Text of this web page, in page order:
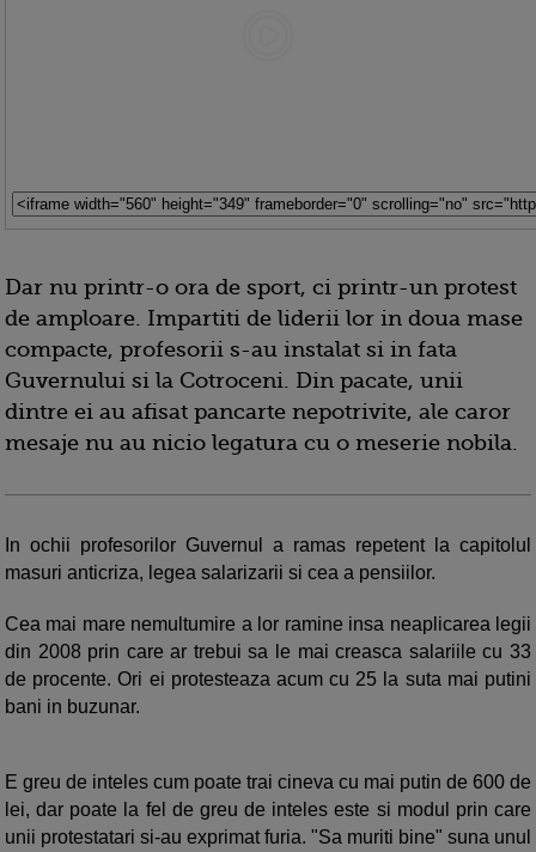
Dar nu printr-o ora de sport, ci printr-un protest
de amploare. Impartiti de liderii lor in doua mase
compacte, profesorii s-au instalat si in fata
Guvernului si la Cotroceni. Din pacate, unii
dintre ei au afisat pancarte nepotrivite, ale caror
mesaje nu au nicio legatura cu o meserie nobila.
In ochii profesorilor Guvernul a ramas repetent la capitolul
masuri anticriza, legea salarizarii si cea a pensiilor.
Cea mai mare nemultumire a lor ramine insa neaplicarea legii
din 2008 prin care ar trebui sa le mai creasca salariile cu 33
de procente. Ori ei protesteaza acum cu 25 la suta mai putini
bani in buzunar.
E greu de inteles cum poate trai cineva cu mai putin de 600 de
lei, dar poate la fel de greu de inteles este si modul prin care
unii protestatari si-au exprimat furia. "Sa muriti bine" suna unul